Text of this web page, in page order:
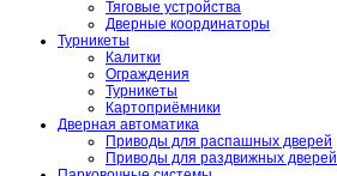
Тяговые устройства
Дверные координаторы
Турникеты
Калитки
Ограждения
Турникеты
Картоприёмники
Дверная автоматика
Приводы для распашных дверей
Приводы для раздвижных дверей